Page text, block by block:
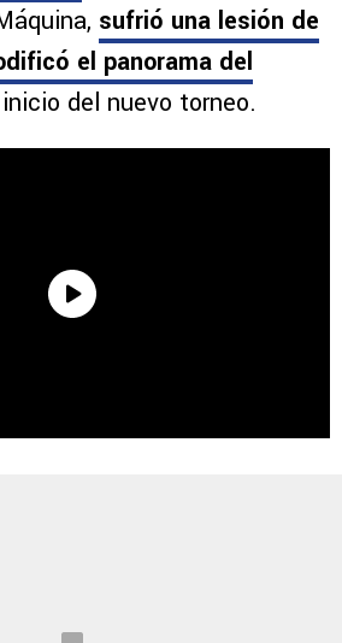
sufrió una lesión de
el panorama del
del nuevo torneo.